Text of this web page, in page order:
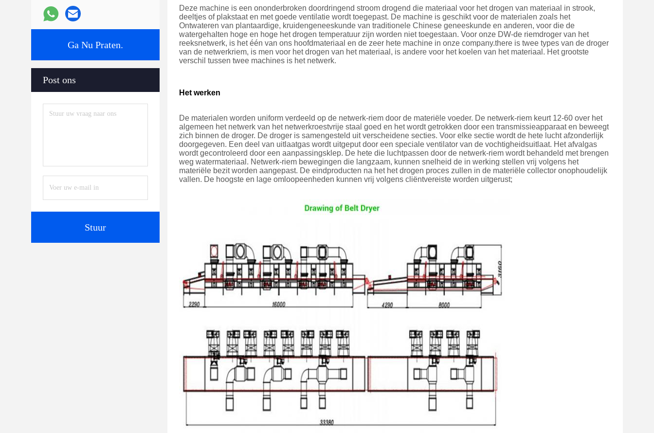
Ga Nu Praten.
Post ons
Stuur
Deze machine is een ononderbroken doordringend stroom drogend die materiaal voor het drogen van materiaal in strook,
deeltjes of plakstaat en met goede ventilatie wordt toegepast. De machine is geschikt voor de materialen zoals het
Ontwateren van plantaardige, kruidengeneeskunde van traditionele Chinese geneeskunde en anderen, voor die de
watergehalten hoge en hoge het drogen temperatuur zijn worden niet toegestaan. Voor onze DW-de riemdroger van het
reeksnetwerk, is het één van ons hoofdmateriaal en de zeer hete machine in onze company.there is twee types van de droger
van de netwerkriem, is men voor het drogen van het materiaal, is andere voor het koelen van het materiaal. Het grootste
verschil tussen twee machines is het netwerk.
Het werken
De materialen worden uniform verdeeld op de netwerk-riem door de materiële voeder. De netwerk-riem keurt 12-60 over het
algemeen het netwerk van het netwerkroestvrije staal goed en het wordt getrokken door een transmissieapparaat en beweegt
zich binnen de droger. De droger is samengesteld uit verscheidene secties. Voor elke sectie wordt de hete lucht afzonderlijk
doorgegeven. Een deel van uitlaatgas wordt uitgeput door een speciale ventilator van de vochtigheidsuitlaat. Het afvalgas
wordt gecontroleerd door een aanpassingsklep. De hete die luchtpassen door de netwerk-riem wordt behandeld met brengen
weg watermateriaal. Netwerk-riem bewegingen die langzaam, kunnen snelheid de in werking stellen vrij volgens het
materiële bezit worden aangepast. De eindproducten na het het drogen proces zullen in de materiële collector onophoudelijk
vallen. De hoogste en lage omloopeenheden kunnen vrij volgens cliëntvereiste worden uitgerust;